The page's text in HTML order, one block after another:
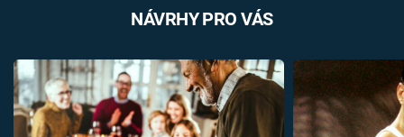
NÁVRHY PRO VÁS